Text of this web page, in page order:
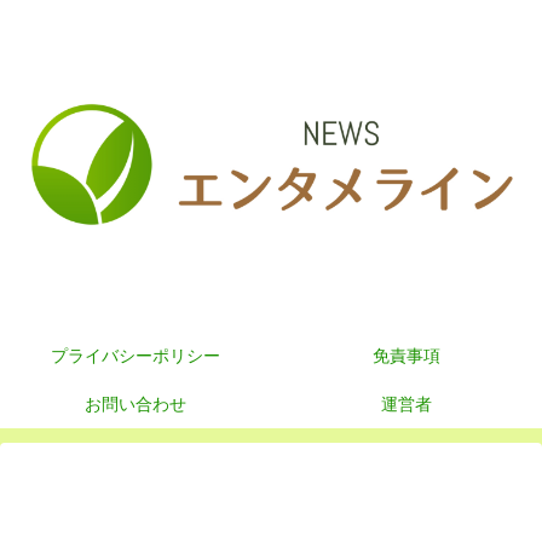
プライバシーポリシー 免責事項
お問い合わせ 運営者